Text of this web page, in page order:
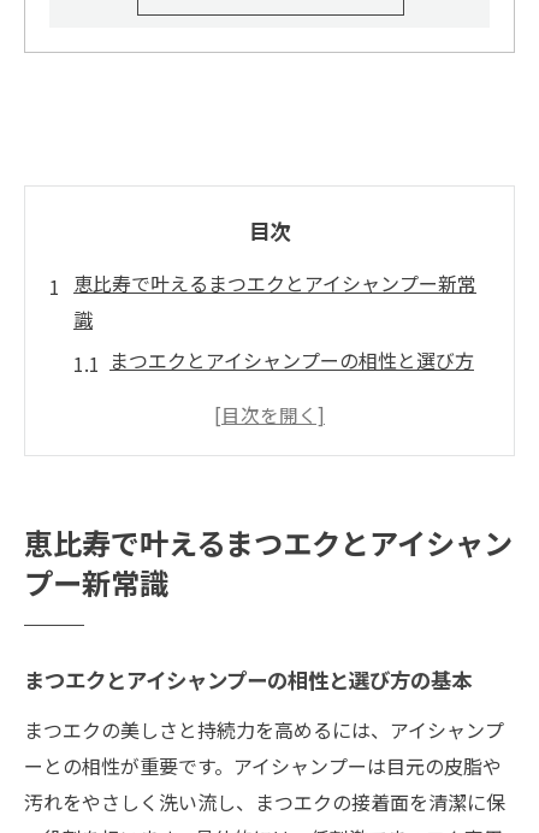
目次
恵比寿で叶えるまつエクとアイシャンプー新常
識
まつエクとアイシャンプーの相性と選び方
恵比寿のまつエクで話題の新常識を徹底解
狙う方法
目元研究所でも注目のまつエクケアの最新
口コミで話題のまつエクとアイシャンプー
恵比寿でまつエクを選ぶ際のサロン比較ポ
イント
恵比寿で叶えるまつエクとアイシャン
プー新常識
まつエクとアイシャンプーの相性と選び方の基本
まつエクの美しさと持続力を高めるには、アイシャンプ
ーとの相性が重要です。アイシャンプーは目元の皮脂や
汚れをやさしく洗い流し、まつエクの接着面を清潔に保